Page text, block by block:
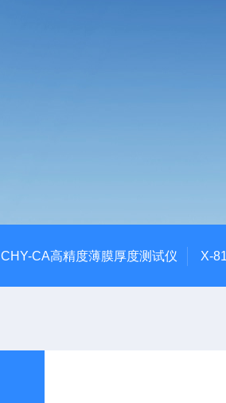
CHY-CA高精度薄膜厚度测试仪 X-